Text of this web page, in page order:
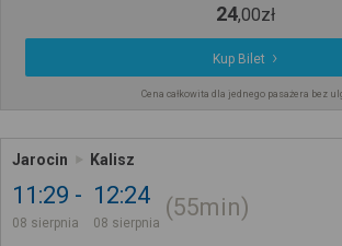
24,00zł
Kup Bilet
Cena całkowita dla jednego pasażera bez
Jarocin Kalisz
11:29
08 sierpnia
12:24
08 sierpnia
55min